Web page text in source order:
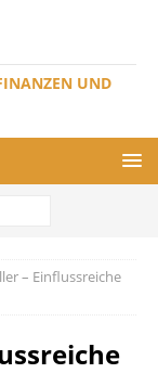
UND
– Einflussreiche